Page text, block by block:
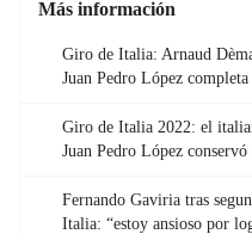
Más información
Giro de Italia: Arnaud
Juan Pedro López
Giro de Italia 2022: el
Juan Pedro López
Fernando Gaviria tras
Italia: “estoy ansioso por